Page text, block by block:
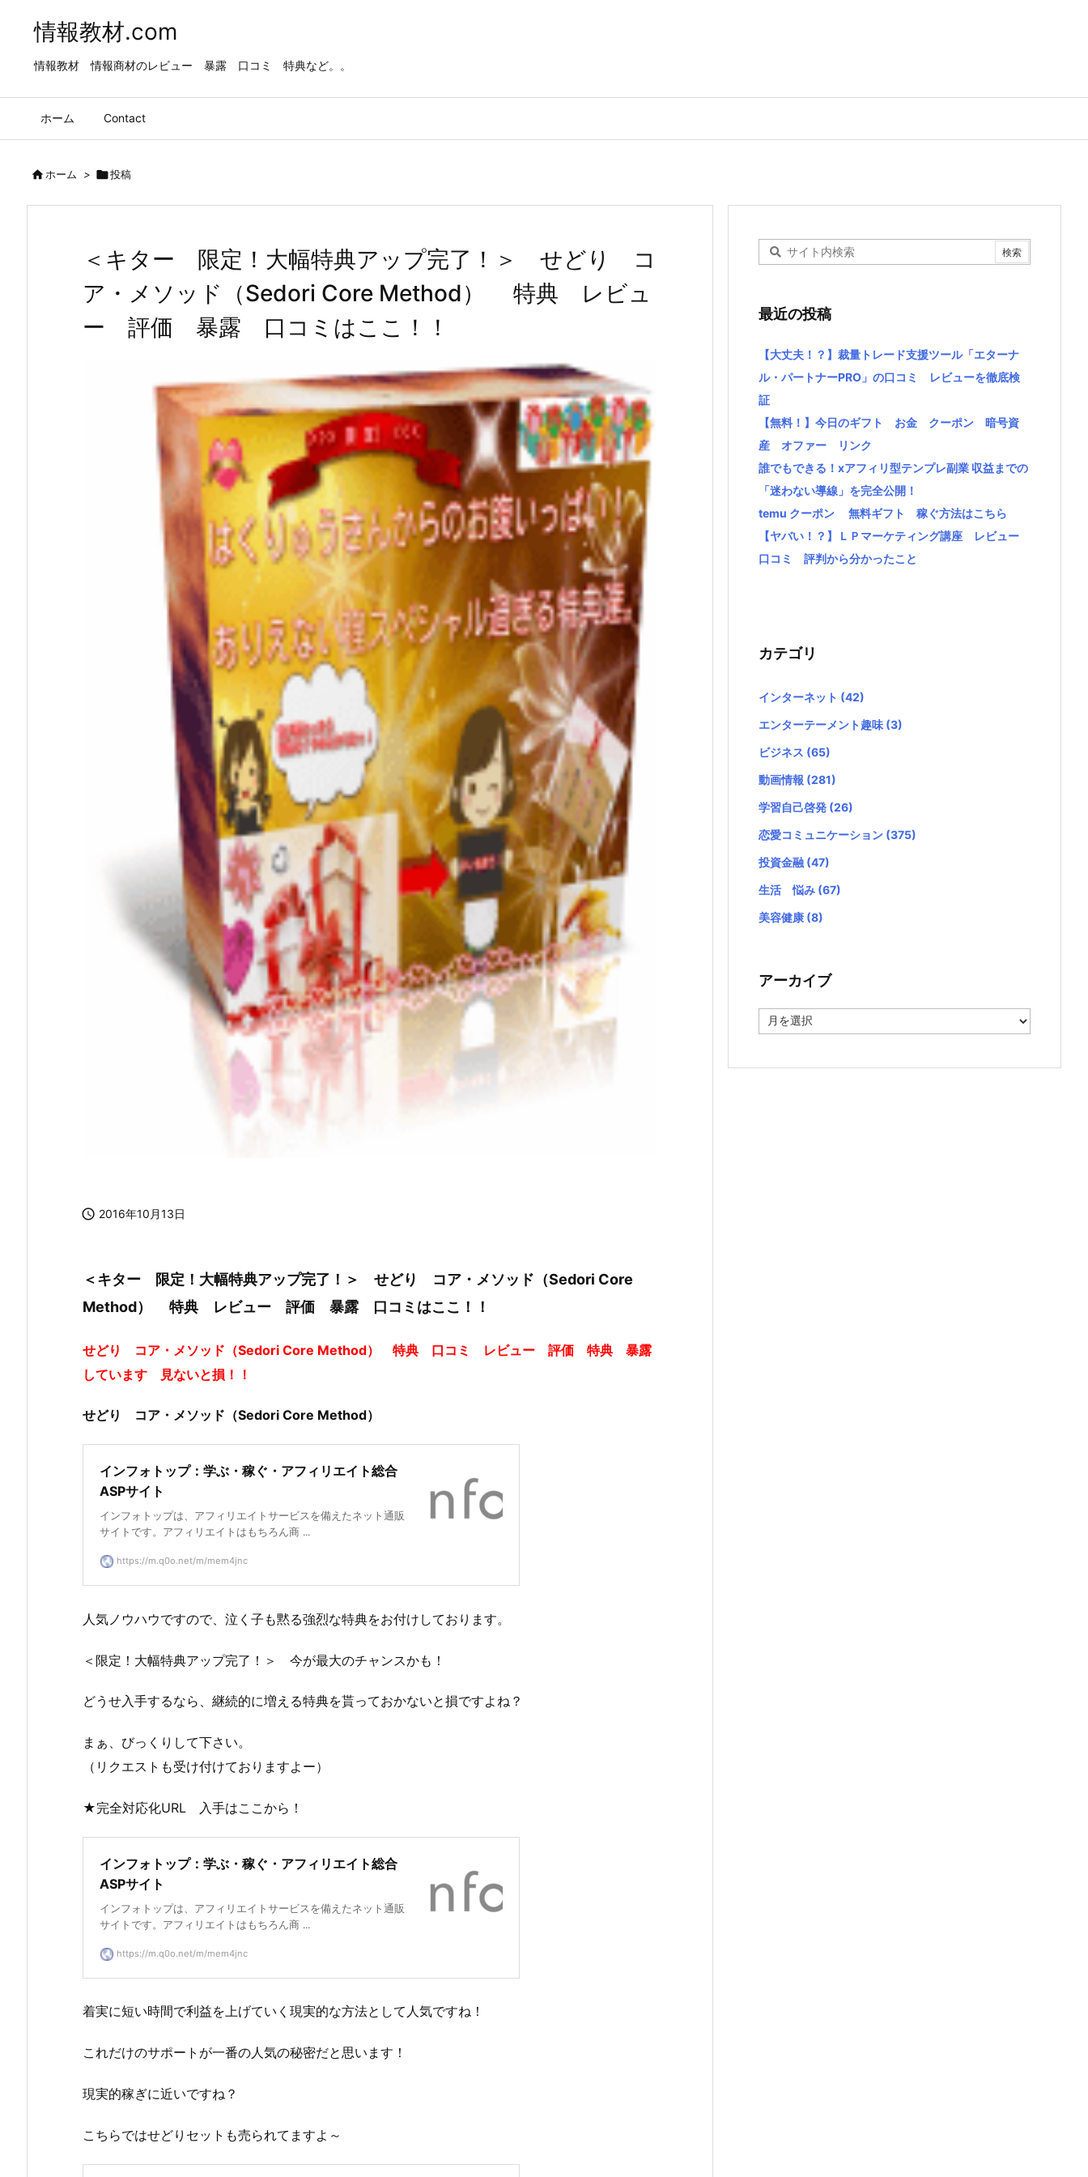
情報教材.com
情報教材 情報商材のレビュー 暴露 口コミ 特典など。。
ホーム Contact
ホーム > 投稿
＜キター 限定！大幅特典アップ完了！＞ せどり コ
ア・メソッド（Sedori Core Method） 特典 レビュ
ー 評価 暴露 口コミはここ！！
 2016年10月13日
＜キター 限定！大幅特典アップ完了！＞ せどり コア・メソッド（Sedori Core
Method） 特典 レビュー 評価 暴露 口コミはここ！！
せどり コア・メソッド（Sedori Core Method） 特典 口コミ レビュー 評価 特典 暴露
しています 見ないと損！！
せどり コア・メソッド（Sedori Core Method）
インフォトップ：学ぶ・稼ぐ・アフィリエイト総合
ASPサイト
インフォトップは、アフィリエイトサービスを備えたネット通販
サイトです。アフィリエイトはもちろん商 ...
https://m.q0o.net/m/mem4jnc
人気ノウハウですので、泣く子も黙る強烈な特典をお付けしております。
＜限定！大幅特典アップ完了！＞ 今が最大のチャンスかも！
どうせ入手するなら、継続的に増える特典を貰っておかないと損ですよね？
まぁ、びっくりして下さい。
（リクエストも受け付けておりますよー）
★完全対応化URL 入手はここから！
インフォトップ：学ぶ・稼ぐ・アフィリエイト総合
ASPサイト
インフォトップは、アフィリエイトサービスを備えたネット通販
サイトです。アフィリエイトはもちろん商 ...
https://m.q0o.net/m/mem4jnc
着実に短い時間で利益を上げていく現実的な方法として人気ですね！
これだけのサポートが一番の人気の秘密だと思います！
現実的稼ぎに近いですね？
こちらではせどりセットも売られてますよ～
最近の投稿
【大丈夫！？】裁量トレード支援ツール「エターナ
ル・パートナーPRO」の口コミ レビューを徹底検
証
【無料！】今日のギフト お金 クーポン 暗号資
産 オファー リンク
誰でもできる！xアフィリ型テンプレ副業 収益までの
「迷わない導線」を完全公開！
temu クーポン 無料ギフト 稼ぐ方法はこちら
【ヤバい！？】ＬＰマーケティング講座 レビュー
口コミ 評判から分かったこと
カテゴリ
インターネット (42)
エンターテーメント趣味 (3)
ビジネス (65)
動画情報 (281)
学習自己啓発 (26)
恋愛コミュニケーション (375)
投資金融 (47)
生活 悩み (67)
美容健康 (8)
アーカイブ
ー